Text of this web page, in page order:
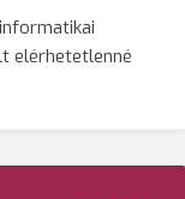
elérhetetlenné